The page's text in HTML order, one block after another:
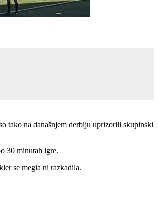
so tako na današnjem derbiju uprizorili skupinski
30 minutah igre.
se megla ni razkadila.